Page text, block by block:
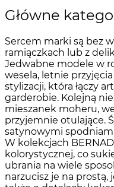
Główne
Sercem marki są bez
ramiączkach lub z
Jedwabne modele w
wesela, letnie
stylizacji, która łączy
garderobie. Kolejną
mieszanek moheru,
przyjemnie otulające.
satynowymi
W kolekcjach
kolorystycznej, co
ubrania na wiele
narzucisz je na